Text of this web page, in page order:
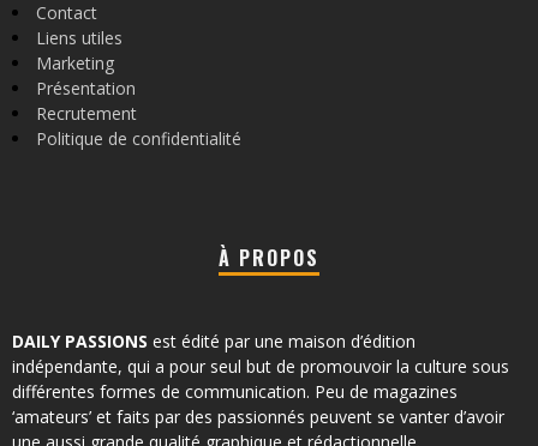
Contact
Liens utiles
Marketing
Présentation
Recrutement
Politique de confidentialité
À PROPOS
DAILY PASSIONS est édité par une maison d’édition
indépendante, qui a pour seul but de promouvoir la culture sous
différentes formes de communication. Peu de magazines
‘amateurs’ et faits par des passionnés peuvent se vanter d’avoir